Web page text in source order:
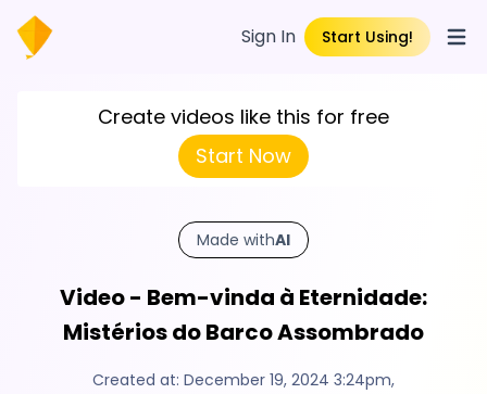
Sign In Start Using!
Create videos like this for free
Start Now
Made withAI
Video - Bem-vinda à Eternidade:
Mistérios do Barco Assombrado
Created at: December 19, 2024 3:24pm,